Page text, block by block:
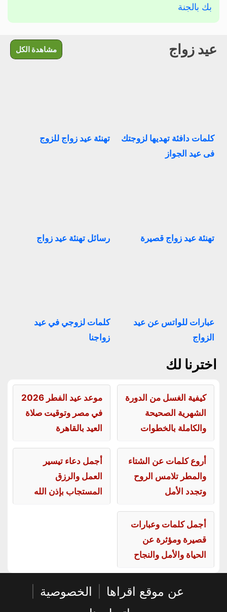
بك بالجنة
عيد زواج مشاهدة الكل
كلمات دافئة تهديها لزوجتك
فى عيد الجواز
تهنئة عيد زواج للزوج
تهنئة عيد زواج قصيرة رسائل تهنئة عيد زواج
عبارات للواتس عن عيد
الزواج
كلمات لزوجي في عيد
زواجنا
اخترنا لك
كيفية الغسل من الدورة
الشهرية الصحيحة
والكاملة بالخطوات
موعد عيد الفطر 2026
في مصر وتوقيت صلاة
العيد بالقاهرة
أروع كلمات عن الشتاء
والمطر تلامس الروح
وتجدد الأمل
أجمل دعاء تيسير
العمل والرزق
المستجاب بإذن الله
أجمل كلمات وعبارات
قصيرة ومؤثرة عن
الحياة والأمل والنجاح
عن موقع اقراها الخصوصية